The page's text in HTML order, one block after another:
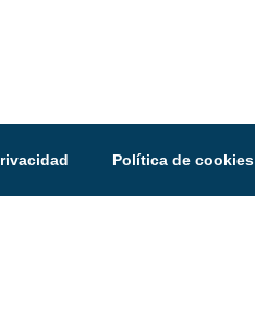
Política de cookies